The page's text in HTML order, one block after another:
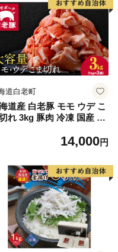
県 行方市(EY-25)
道白老町
道産 白老豚 モモ ウデ こ
れ 3kg 豚肉 冷凍 国産 ス
14,000円